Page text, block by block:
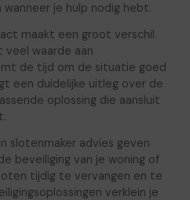
wanneer je hulp nodig hebt.
maakt een groot verschil.
veel waarde aan
de tijd om de situatie goed
een duidelijke uitleg over de
oplossing die aansluit
slotenmaker advies geven
beveiliging van je woning of
tijdig te vervangen en te
verklein je